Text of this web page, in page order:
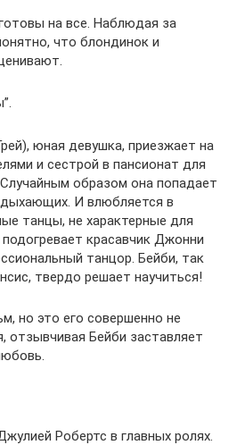
на все. Наблюдая за
что блондинок и
юная девушка, приезжает на
и сестрой в пансионат для
образом она попадает
И влюбляется в
танцы, не характерные для
красавчик Джонни
танцор. Бейби, так
твердо решает научиться!
но это его совершенно не
отзывчивая Бейби заставляет
Робертс в главных ролях.